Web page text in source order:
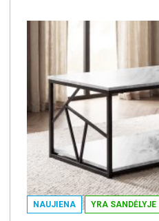
NAUJIENA YRA SANDĖLYJE